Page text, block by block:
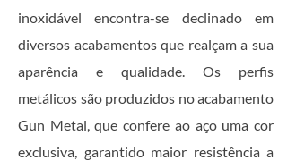
inoxidável encontra-se declinado em
diversos acabamentos que realçam a sua
aparência e qualidade. Os perfis
metálicos são produzidos no acabamento
Gun Metal, que confere ao aço uma cor
exclusiva, garantido maior resistência a